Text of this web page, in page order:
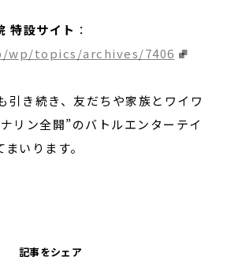
特設サイト ：
wp/topics/archives/7406
引き続き、友だちや家族とワイワ
リン全開”のバトルエンターテイ
いります。
記事をシェア